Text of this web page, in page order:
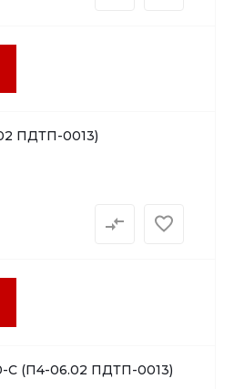
ПДТП-0013)
С (П4-06.02 ПДТП-0013)